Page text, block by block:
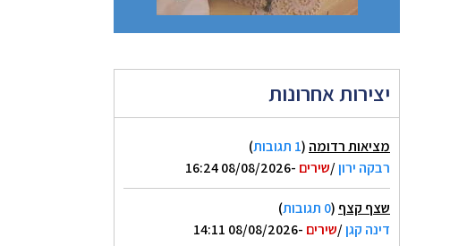
יצירות אחרונות
מציאות רדומה (1 תגובות
)
רבקה ירון/שירים -08/08/2026 16:24
שצף קצף (0 תגובות
)
דינה קגן/שירים -08/08/2026 14:11